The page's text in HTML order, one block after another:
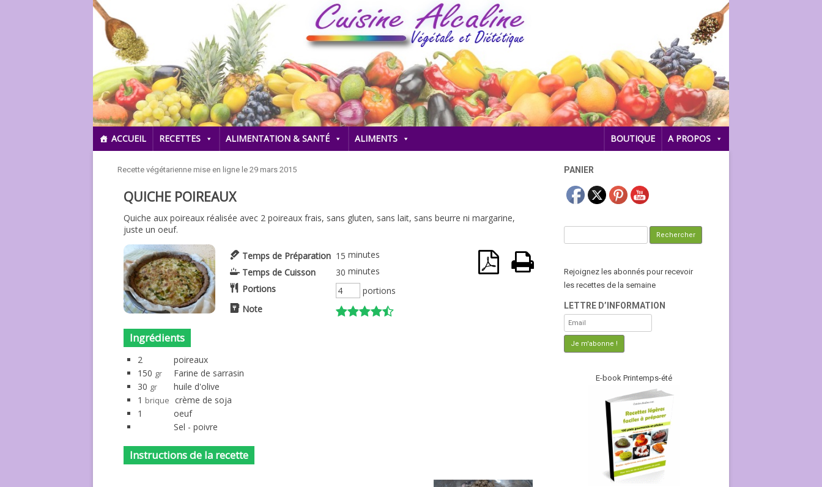
ACCUEIL RECETTES ALIMENTATION & SANTÉ ALIMENTS A PROPOS
BOUTIQUE
Recette végétarienne mise en ligne le 29 mars 2015
QUICHE POIREAUX
Quiche aux poireaux réalisée avec 2 poireaux frais, sans gluten, sans lait, sans beurre ni margarine,
juste un oeuf.
Temps de Préparation 15 minutes
Temps de Cuisson
30 minutes
Portions
portions
Note
Ingrédients
2
poireaux
150 gr
Farine de sarrasin
30 gr
huile d'olive
1 brique crème de soja
1
oeuf
Sel - poivre
Instructions de la recette
PANIER
Rejoignez les abonnés pour recevoir
les recettes de la semaine
LETTRE D’INFORMATION
E-book Printemps-été